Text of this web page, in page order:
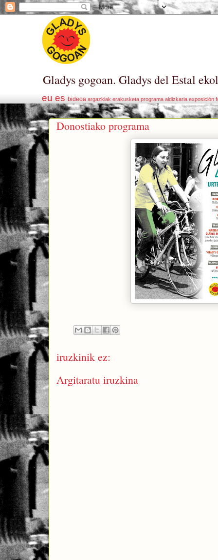
Gladys gogoan. Gladys del Estal
eu es bideoa argazkiak erakusketa programa aldizkaria exposición
Donostiako programa
iruzkinik ez:
Argitaratu iruzkina